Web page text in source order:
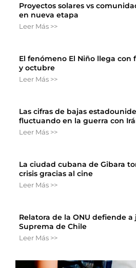
Proyectos solares vs
en nueva etapa
Leer Más >>
El fenómeno El Niño llega con
y octubre
Leer Más >>
Las cifras de bajas
fluctuando en la guerra con
Leer Más >>
La ciudad cubana de Gibara
crisis gracias al cine
Leer Más >>
Relatora de la ONU defiende
Suprema de Chile
Leer Más >>